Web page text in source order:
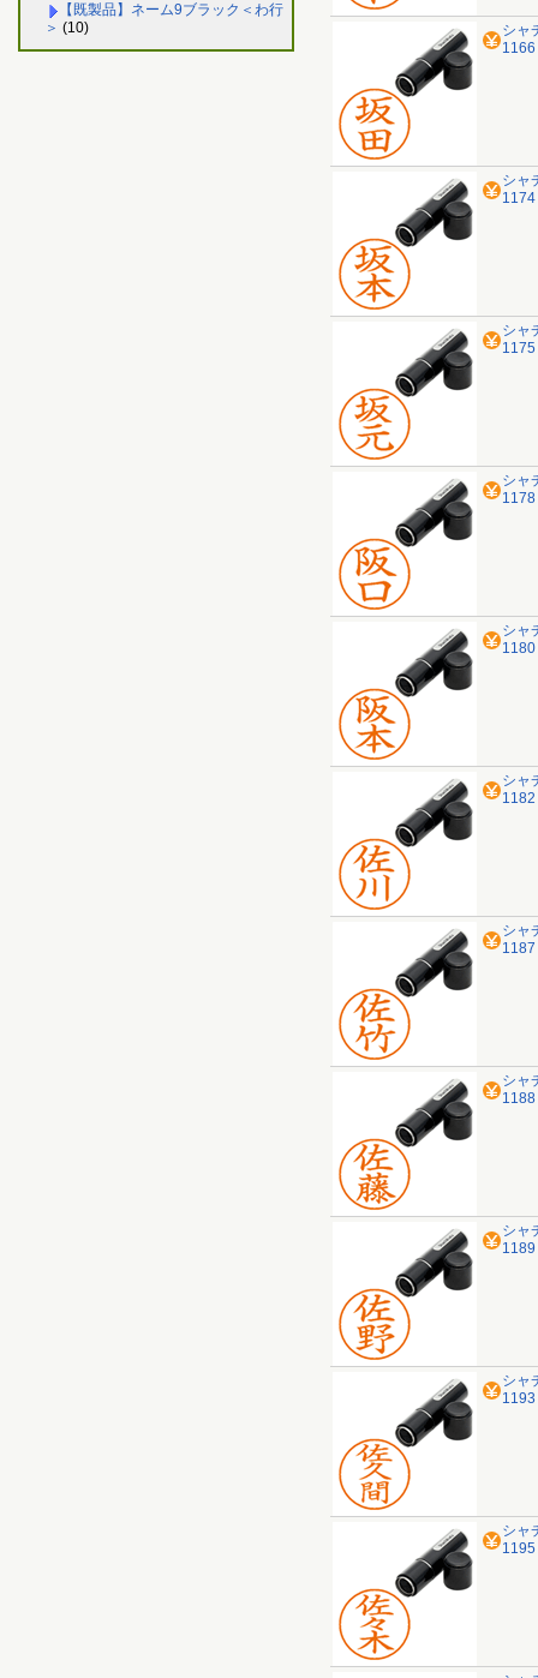
【既製品】ネーム9ブラック＜わ行
＞ (10)
シャ
シャ
シャ
シャ
シャ
シャ
シャ
シャ
シャ
シャ
シャ